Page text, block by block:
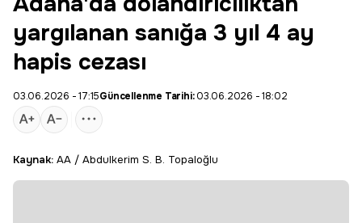
yargılanan sanığa 3 yıl 4 ay
hapis cezası
03.06.2026 - 17:15Güncellenme Tarihi:03.06.2026 - 18:02
Kaynak: AA / Abdulkerim S. B. Topaloğlu